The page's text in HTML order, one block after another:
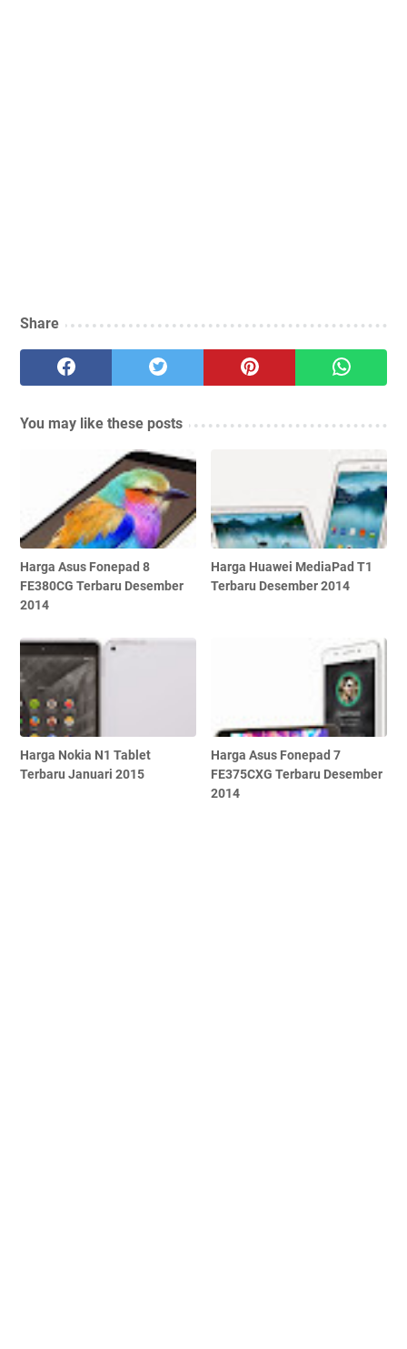
Share
You may like these posts
Harga Asus Fonepad 8
FE380CG Terbaru Desember
2014
Harga Huawei MediaPad T1
Terbaru Desember 2014
Harga Nokia N1 Tablet
Terbaru Januari 2015
Harga Asus Fonepad 7
FE375CXG Terbaru Desember
2014